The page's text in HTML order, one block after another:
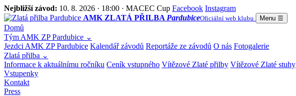
Nejbližší závod: 10. 8. 2026 · 18:00 · MACEC Cup Facebook Instagram
AMK ZLATÁ PŘILBA PardubiceOficiální web klubu Menu ☰
Domů
Tým AMK ZP Pardubice ⌄
Jezdci AMK ZP Pardubice Kalendář závodů Reportáže ze závodů O nás Fotogalerie
Zlatá přilba ⌄
Informace k aktuálnímu ročníku Ceník vstupného Vítězové Zlaté přilby Vítězové Zlaté stuhy
Vstupenky
Kontakt
Press